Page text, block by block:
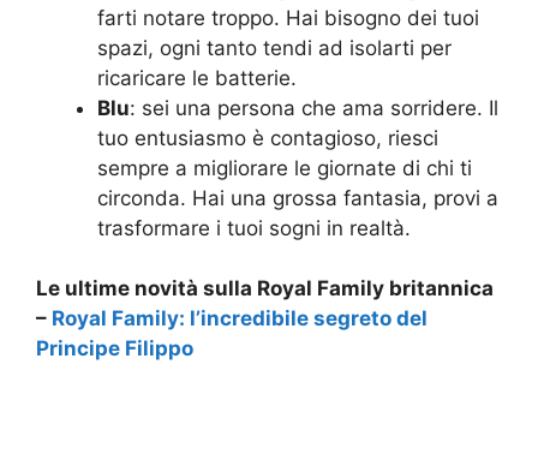
farti notare troppo. Hai bisogno dei tuoi
spazi, ogni tanto tendi ad isolarti per
ricaricare le batterie.
Blu: sei una persona che ama sorridere. Il
tuo entusiasmo è contagioso, riesci
sempre a migliorare le giornate di chi ti
circonda. Hai una grossa fantasia, provi a
trasformare i tuoi sogni in realtà.
Le ultime novità sulla Royal Family britannica
– Royal Family: l’incredibile segreto del
Principe Filippo